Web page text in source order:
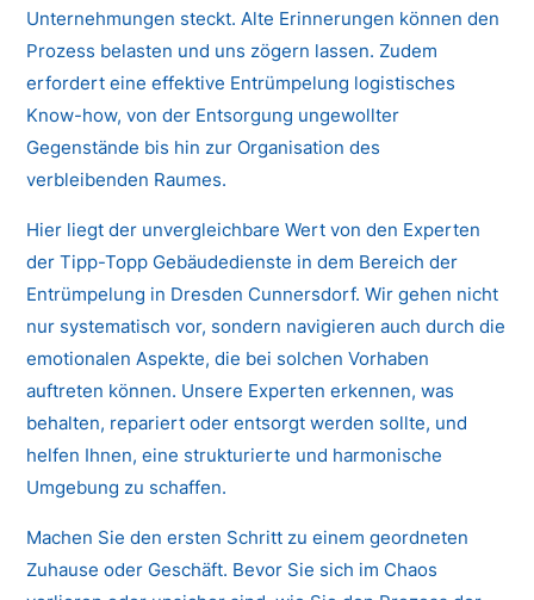
Unternehmungen steckt. Alte Erinnerungen können den
Prozess belasten und uns zögern lassen. Zudem
erfordert eine effektive Entrümpelung logistisches
Know-how, von der Entsorgung ungewollter
Gegenstände bis hin zur Organisation des
verbleibenden Raumes.
Hier liegt der unvergleichbare Wert von den Experten
der Tipp-Topp Gebäudedienste in dem Bereich der
Entrümpelung in Dresden Cunnersdorf. Wir gehen nicht
nur systematisch vor, sondern navigieren auch durch die
emotionalen Aspekte, die bei solchen Vorhaben
auftreten können. Unsere Experten erkennen, was
behalten, repariert oder entsorgt werden sollte, und
helfen Ihnen, eine strukturierte und harmonische
Umgebung zu schaffen.
Machen Sie den ersten Schritt zu einem geordneten
Zuhause oder Geschäft. Bevor Sie sich im Chaos